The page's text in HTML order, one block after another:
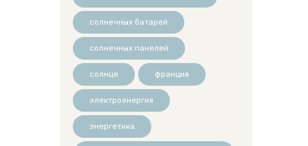
солнечных батарей
солнечных панелей
солнце франция
электроэнергия
энергетика